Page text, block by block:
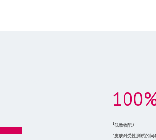
1低致敏配方
2皮肤耐受性测试的问